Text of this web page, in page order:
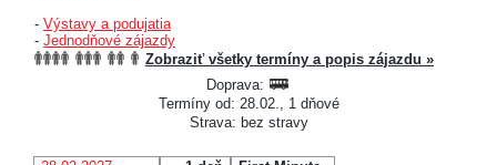
- Výstavy a podujatia
- Jednodňové zájazdy
Zobraziť všetky termíny a popis zájazdu »
Doprava:
Termíny od: 28.02., 1 dňové
Strava: bez stravy